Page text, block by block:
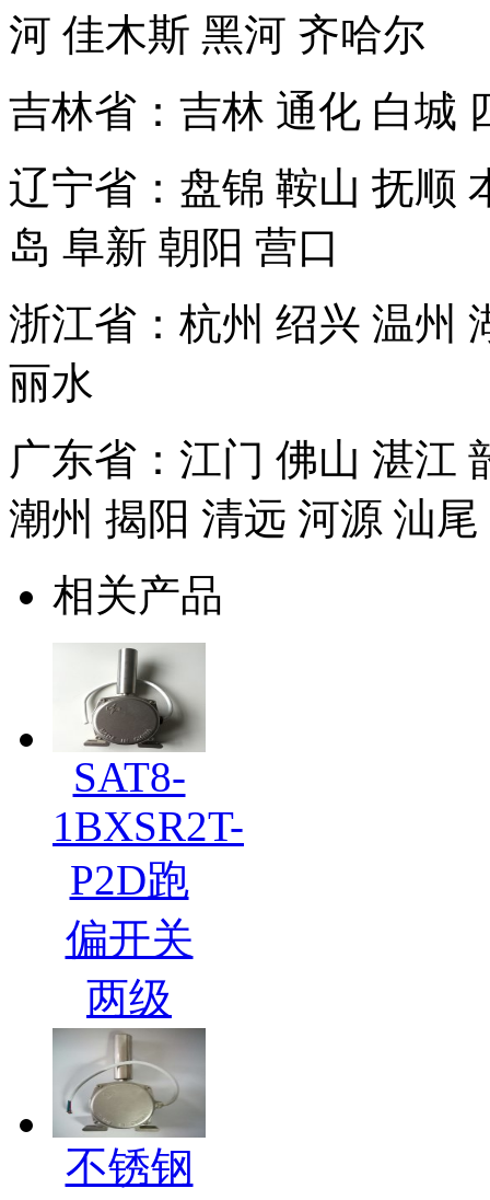
河 佳木斯 黑河 齐哈尔
吉林省：吉林 通化 白城
辽宁省：盘锦 鞍山 抚顺
岛 阜新 朝阳 营口
浙江省：杭州 绍兴 温州
丽水
广东省：江门 佛山 湛江
潮州 揭阳 清远 河源 汕尾
相关产品
SAT8-
1BXSR2T-
P2D跑
偏开关
两级
不锈钢